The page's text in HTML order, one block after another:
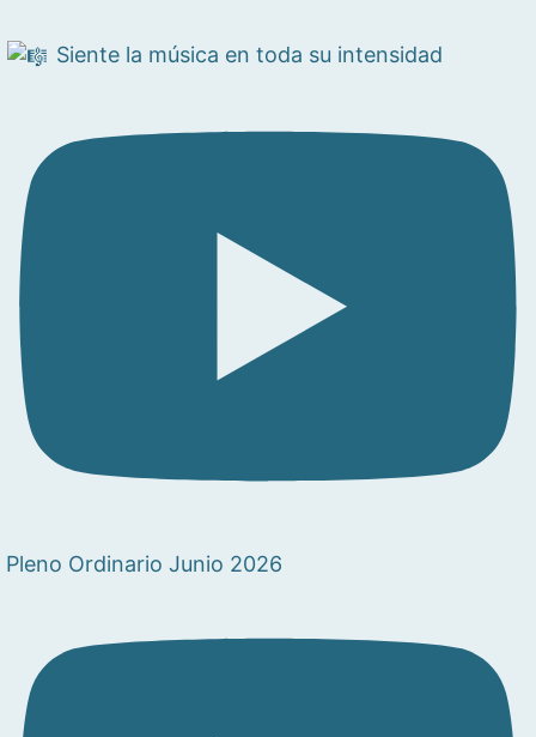
Siente la música en toda su intensidad
Pleno Ordinario Junio 2026